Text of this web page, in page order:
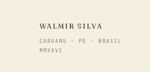
WALMIR SILVA
CARUARU - PE · BRASIL
MMXXVI